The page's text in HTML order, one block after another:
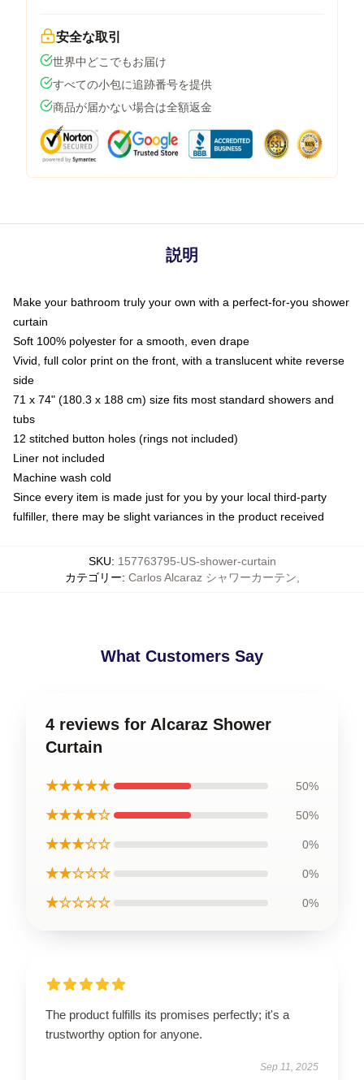
安全な取引
世界中どこでもお届け
すべての小包に追跡番号を提供
商品が届かない場合は全額返金
説明
Make your bathroom truly your own with a perfect-for-you shower
curtain
Soft 100% polyester for a smooth, even drape
Vivid, full color print on the front, with a translucent white reverse
side
71 x 74" (180.3 x 188 cm) size fits most standard showers and
tubs
12 stitched button holes (rings not included)
Liner not included
Machine wash cold
Since every item is made just for you by your local third-party
fulfiller, there may be slight variances in the product received
SKU: 157763795-US-shower-curtain
カテゴリー: Carlos Alcaraz シャワーカーテン
What Customers Say
4 reviews for Alcaraz Shower
Curtain
★★★★★ 50%
★★★★☆ 50%
★★★☆☆ 0%
★★☆☆☆ 0%
★☆☆☆☆ 0%
The product fulfills its promises perfectly; it's a
trustworthy option for anyone.
Sep 11, 2025